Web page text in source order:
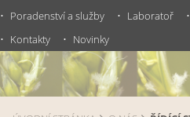
Poradenství a služby
Laboratoř
Kontakty
Novinky